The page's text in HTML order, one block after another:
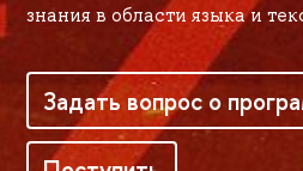
знания в области языка и
Задать вопрос о